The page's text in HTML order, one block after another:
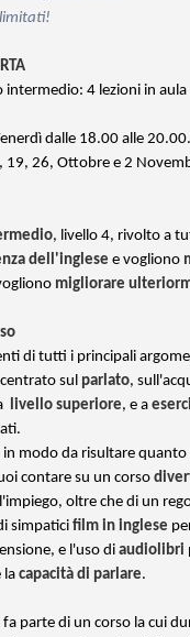
intermedio: 4 lezioni in aula
dalle 18.00 alle 20.00.
19, 26, Ottobre e 2
, livello 4, rivolto a
dell'inglese e vogliono
migliorare
di tutti i principali
sul parlato,
livello superiore, e a
in modo da risultare quanto
contare su un corso
oltre che di un
simpatici film in inglese
e l'uso di audiolibri
la capacità di parlare.
fa parte di un corso la cui